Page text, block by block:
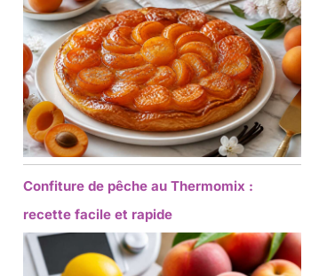
Confiture de pêche au Thermomix :
recette facile et rapide